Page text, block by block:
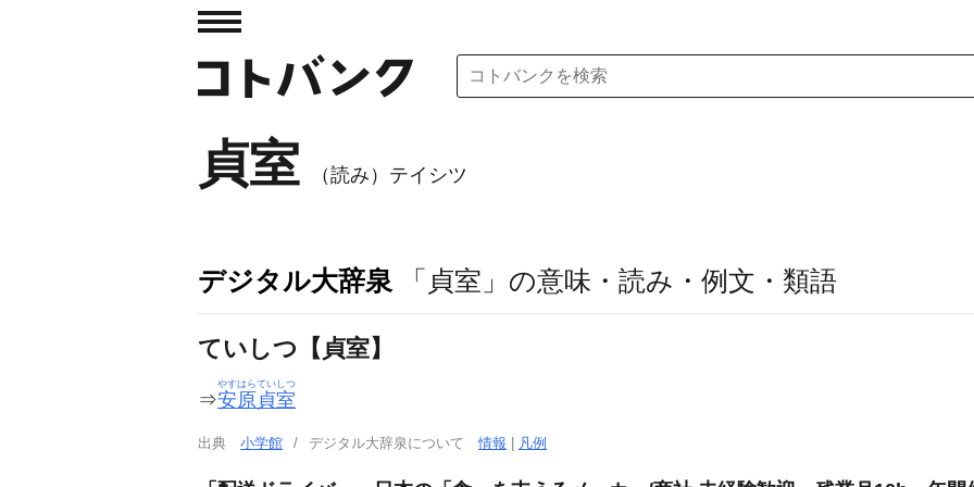
貞室 （読み）テイシツ
デジタル大辞泉 「貞室」の意味・読み・例文・類語
ていしつ【貞室】
⇒安原貞室
やすはらていしつ
出典 小学館 デジタル大辞泉について情報 凡例